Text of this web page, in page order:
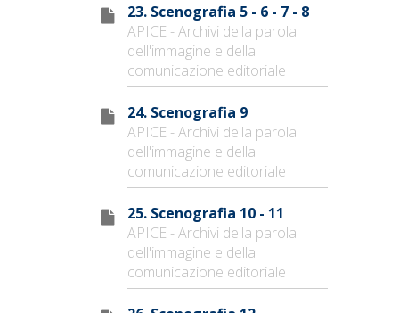
23. Scenografia 5 - 6 - 7 - 8
APICE - Archivi della parola
dell'immagine e della
comunicazione editoriale
24. Scenografia 9
APICE - Archivi della parola
dell'immagine e della
comunicazione editoriale
25. Scenografia 10 - 11
APICE - Archivi della parola
dell'immagine e della
comunicazione editoriale